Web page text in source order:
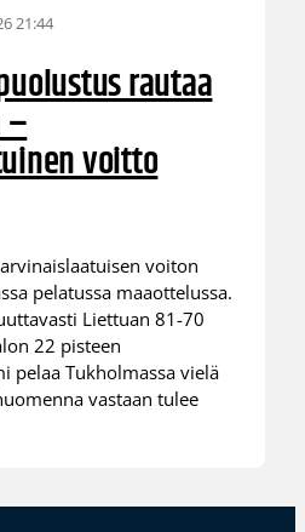
21:44
rautaa
–
voitto
voiton
pelatussa maaottelussa.
Liettuan 81-70
22 pisteen
pelaa Tukholmassa vielä
vastaan tulee